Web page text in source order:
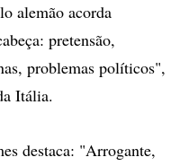
alemão acorda
pretensão,
problemas políticos",
Itália.
destaca: "Arrogante,